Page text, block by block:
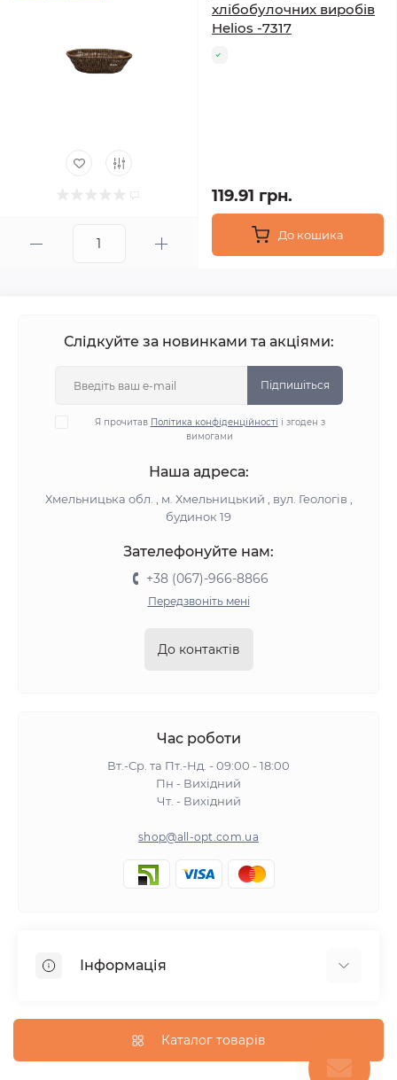
хлібобулочних виробів
Helios -7317
119.91 грн.
До кошика
Слідкуйте за новинками та акціями:
Підпишіться
Я прочитав Політика конфіденційності і згоден з
вимогами
Наша адреса:
Хмельницька обл. , м. Хмельницький , вул. Геологів ,
будинок 19
Зателефонуйте нам:
+38 (067)-966-8866
Передзвоніть мені
До контактів
Час роботи
Вт.-Ср. та Пт.-Нд. - 09:00 - 18:00
Пн - Вихідний
Чт. - Вихідний
shop@all-opt.com.ua
Інформація
Оплата та доставка
Повернення та обмін
Каталог товарів